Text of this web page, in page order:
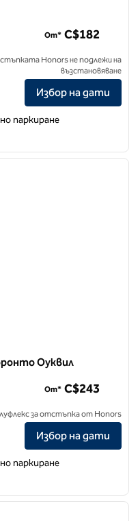
Корпоративния център на
От* C$182
Honors не подлежи на
възстановяване
Избор на дати
паркиране
Оуквил
Homewood Suites by Hilton
От* C$243
за отстъпка от Honors
Избор на дати
паркиране